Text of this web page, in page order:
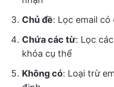
Chủ đề: Lọc email
Chứa các từ: Lọc
khóa cụ thể
Không có: Loại trừ